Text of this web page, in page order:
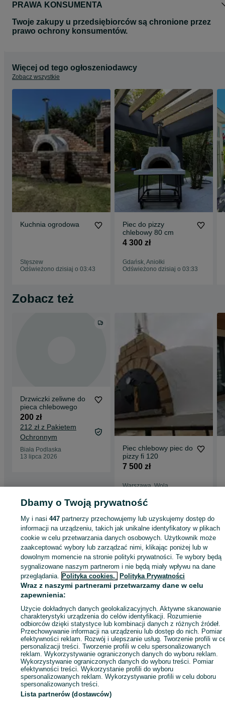
PRAWA KONSUMENTA
Twoje zakupy u przedsiębiorców są chronione przez
prawo ochrony konsumentów.
Więcej od tego ogłoszeniodawcy
Zobacz wszystkie
Kuchnia ogrodowa
Stęszew
Odświeżono dzisiaj o 03:43
Piec do pizzy
chlebowy 80 cm
4 300 zł
Gdańsk, Aniołki
Odświeżono dzisiaj o 03:33
Zobacz też
Drzwiczki zeliwne do
pieca chlebowego
200 zł
212 zł z Pakietem
Ochronnym
Biała Podlaska
13 lipca 2026
Piec chlebowy piec do
pizzy fi 120
7 500 zł
Warszawa, Wola
Strona główna Dom i Ogród Ogród Grill Grill - Małopolskie
Grill - Kraków
Grill - Stare Miasto
KATEGORIA
ID:487773977 Wyświetlenia:
Zadzwoń / SMS Wyślij wiadomość
Dbamy o Twoją prywatność
My i nasi447 partnerzy przechowujemy lub uzyskujemy dostęp do
informacji na urządzeniu, takich jak unikalne identyfikatory w plikach
cookie w celu przetwarzania danych osobowych. Użytkownik może
zaakceptować wybory lub zarządzać nimi, klikając poniżej lub w
dowolnym momencie na stronie polityki prywatności. Te wybory będą
sygnalizowane naszym partnerom i nie będą miały wpływu na dane
przeglądania. Polityka cookies, Polityka Prywatności
Wraz z naszymi partnerami przetwarzamy dane w celu
zapewnienia:
Użycie dokładnych danych geolokalizacyjnych. Aktywne skanowanie
charakterystyki urządzenia do celów identyfikacji. Rozumienie
odbiorców dzięki statystyce lub kombinacji danych z różnych źródeł.
Przechowywanie informacji na urządzeniu lub dostęp do nich. Pomiar
efektywności reklam. Rozwój i ulepszanie usług. Tworzenie profili w
personalizacji treści. Tworzenie profili w celu spersonalizowanych
reklam. Wykorzystywanie ograniczonych danych do wyboru reklam.
Wykorzystywanie ograniczonych danych do wyboru treści. Pomiar
efektywności treści. Wykorzystanie profili do wyboru
spersonalizowanych reklam. Wykorzystywanie profili w celu doboru
spersonalizowanych treści.
Lista partnerów (dostawców)